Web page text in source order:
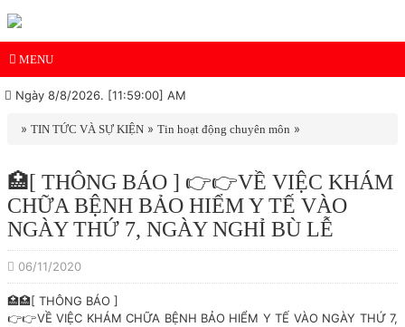
MENU
Ngày 8/8/2026. [11:59:00] AM
» TIN TỨC VÀ SỰ KIỆN » Tin hoạt động chuyên môn »
🏥[ THÔNG BÁO ] 👉👉VỀ VIỆC KHÁM
CHỮA BỆNH BẢO HIỂM Y TẾ VÀO
NGÀY THỨ 7, NGÀY NGHỈ BÙ LỄ
06/11/2020
🏥🏥[ THÔNG BÁO ]
👉👉VỀ VIỆC KHÁM CHỮA BỆNH BẢO HIỂM Y TẾ VÀO NGÀY THỨ 7,